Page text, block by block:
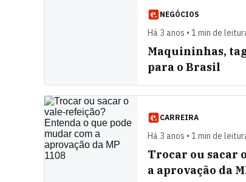
NEGÓCIOS
Há 3 anos • 1 min de
Maquininhas,
para o Brasil
CARREIRA
Há 3 anos • 1 min de
Trocar ou sacar
a aprovação da